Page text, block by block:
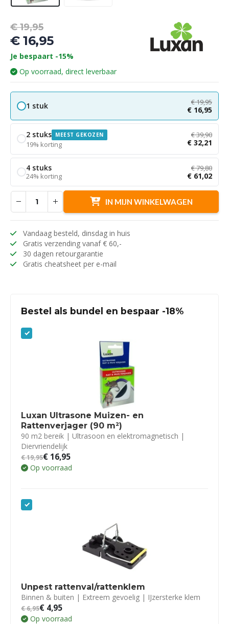
€19,95
prijs
was:
€ 19,95.
€16,95
Huidige
prijs
is:
€ 16,95.
Je bespaart -15%
Op voorraad, direct leverbaar
1 stuk €19,95
€ 16,95
2 stuks MEEST GEKOZEN
19% korting
€39,90
€ 32,21
4 stuks
24% korting
€79,80
€ 61,02
IN MIJN WINKELWAGEN
Vandaag besteld, dinsdag in huis
Gratis verzending vanaf € 60,-
30 dagen retourgarantie
Gratis cheatsheet per e-mail
Bestel als bundel en bespaar -18%
Luxan Ultrasone Muizen- en
Rattenverjager (90 m²)
90 m2 bereik | Ultrasoon en elektromagnetisch |
Diervriendelijk
€19,95€ 16,95
Op voorraad
Unpest rattenval/rattenklem
Binnen & buiten | Extreem gevoelig | IJzersterke klem
€6,95€ 4,95
Op voorraad